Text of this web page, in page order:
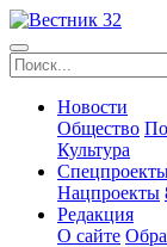
Новости
Общество
Культура
Нацпроекты
Редакция
О сайте